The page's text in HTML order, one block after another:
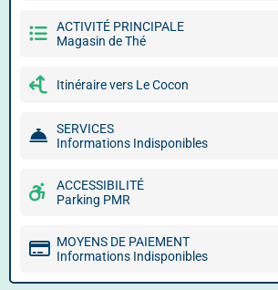
ACTIVITÉ PRINCIPALE
Magasin de Thé
Itinéraire vers Le Cocon
SERVICES
Informations Indisponibles
ACCESSIBILITÉ
Parking PMR
MOYENS DE PAIEMENT
Informations Indisponibles